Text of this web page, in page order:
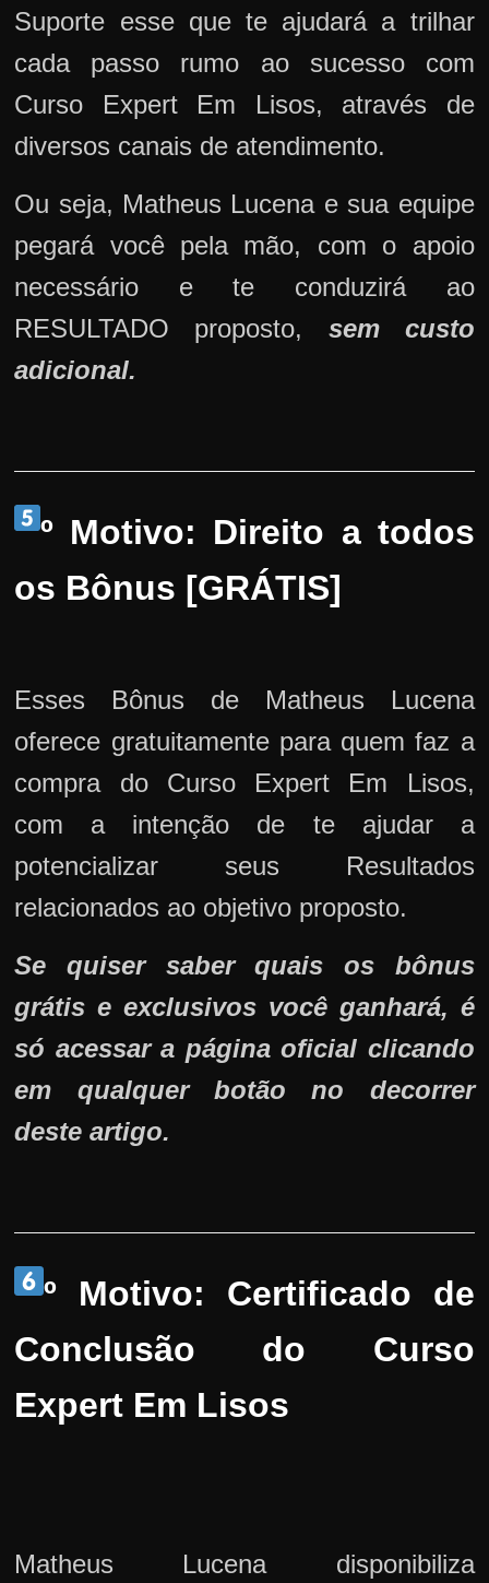
Suporte esse que te ajudará a trilhar
cada passo rumo ao sucesso com
Curso Expert Em Lisos, através de
diversos canais de atendimento.
Ou seja, Matheus Lucena e sua equipe
pegará você pela mão, com o apoio
necessário e te conduzirá ao
RESULTADO proposto, sem custo
adicional.
º Motivo: Direito a todos
os Bônus [GRÁTIS]
Esses Bônus de Matheus Lucena
oferece gratuitamente para quem faz a
compra do Curso Expert Em Lisos,
com a intenção de te ajudar a
potencializar seus Resultados
relacionados ao objetivo proposto.
Se quiser saber quais os bônus
grátis e exclusivos você ganhará, é
só acessar a página oficial clicando
em qualquer botão no decorrer
deste artigo.
º Motivo: Certificado de
Conclusão do Curso
Expert Em Lisos
Matheus Lucena disponibiliza